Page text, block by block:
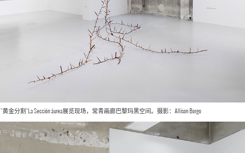
“黄金分割“La Sección áurea展览现场，常青画廊巴黎玛黑空间。摄影：Allison Borgo